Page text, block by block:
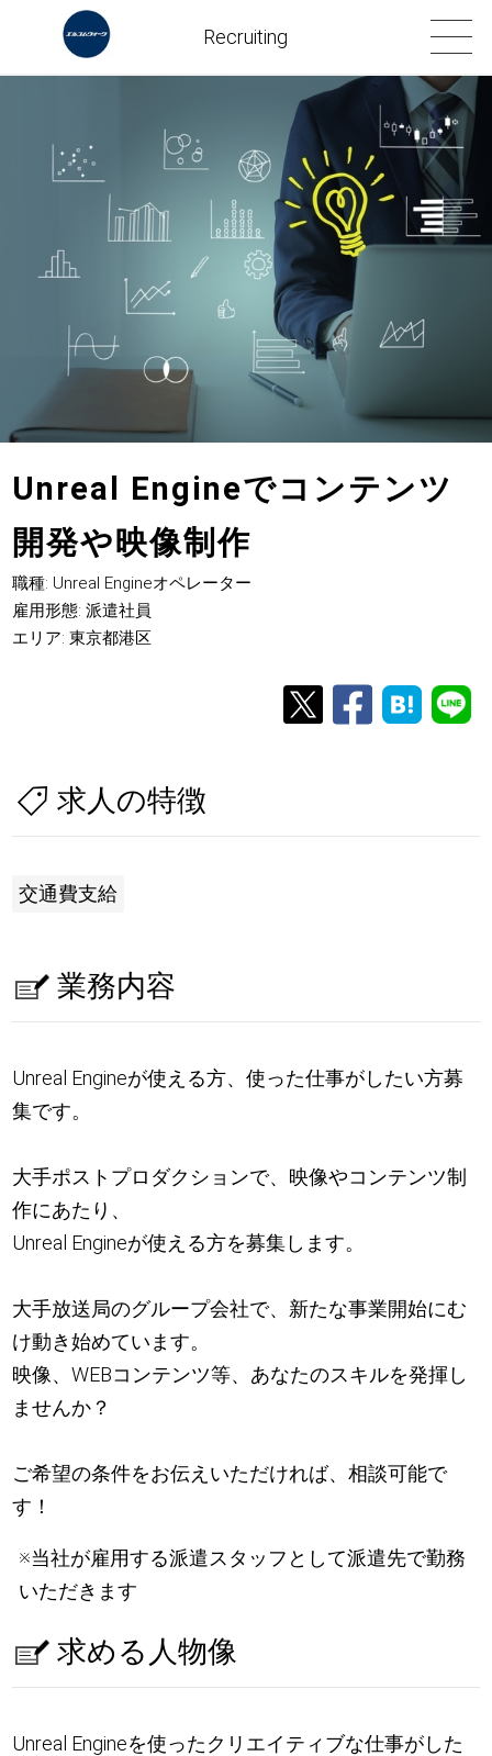
Recruiting
Unreal Engineでコンテンツ
開発や映像制作
職種: Unreal Engineオペレーター
雇用形態: 派遣社員
エリア: 東京都港区
求人の特徴
交通費支給
業務内容
Unreal Engineが使える方、使った仕事がしたい方募
集です。
大手ポストプロダクションで、映像やコンテンツ制
作にあたり、
Unreal Engineが使える方を募集します。
大手放送局のグループ会社で、新たな事業開始にむ
け動き始めています。
映像、WEBコンテンツ等、あなたのスキルを発揮し
ませんか？
ご希望の条件をお伝えいただければ、相談可能で
す！
※当社が雇用する派遣スタッフとして派遣先で勤務
いただきます
求める人物像
Unreal Engineを使ったクリエイティブな仕事がした